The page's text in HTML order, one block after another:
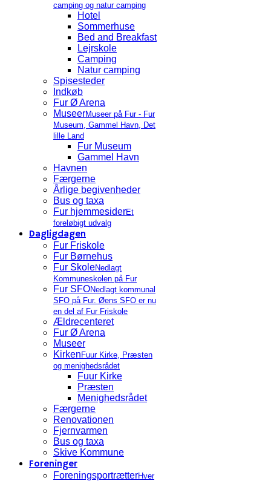
camping og natur camping
Hotel
Sommerhuse
Bed and Breakfast
Lejrskole
Camping
Natur camping
Spisesteder
Indkøb
Fur Ø Arena
MuseerMuseer på Fur - Fur
Museum, Gammel Havn, Det
lille Land
Fur Museum
Gammel Havn
Havnen
Færgerne
Årlige begivenheder
Bus og taxa
Fur hjemmesiderEt
foreløbigt udvalg
Dagligdagen
Fur Friskole
Fur Børnehus
Fur SkoleNedlagt
Kommuneskolen på Fur
Fur SFONedlagt kommunal
SFO på Fur. Øens SFO er nu
en del af Fur Friskole
Ældrecenteret
Fur Ø Arena
Museer
Kirken Fuur Kirke, Præsten
og menighedsrådet
Fuur Kirke
Præsten
Menighedsrådet
Færgerne
Renovationen
Fjernvarmen
Bus og taxa
Skive Kommune
Foreninger
ForeningsportrætterHver